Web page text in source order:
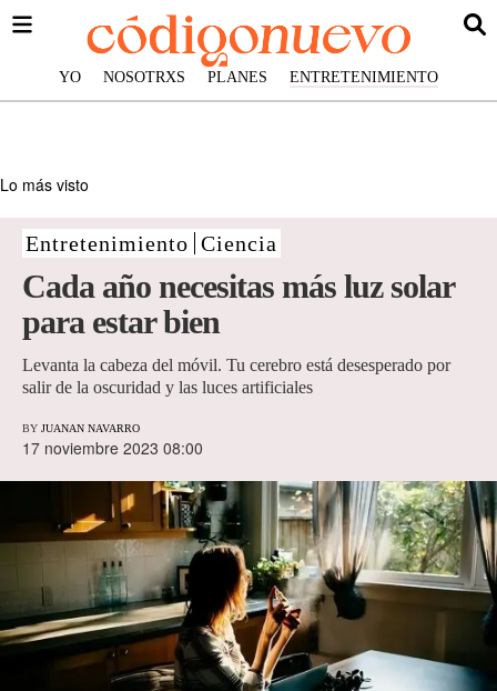
YO NOSOTRXS PLANES ENTRETENIMIENTO
Lo más visto
Entretenimiento Ciencia
Cada año necesitas más luz solar
para estar bien
Levanta la cabeza del móvil. Tu cerebro está desesperado por
salir de la oscuridad y las luces artificiales
BY JUANAN NAVARRO
17 noviembre 2023 08:00